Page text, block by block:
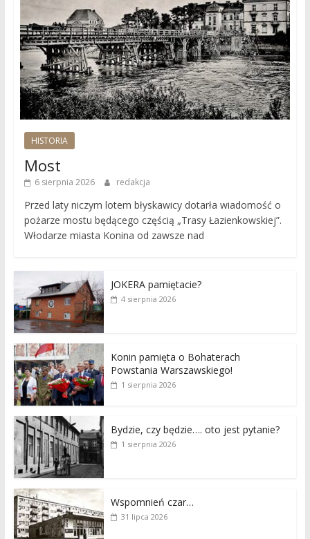
HISTORIA
Most
6 sierpnia 2026 redakcja
Przed laty niczym lotem błyskawicy dotarła wiadomość o
pożarze mostu będącego częścią „Trasy Łazienkowskiej”.
Włodarze miasta Konina od zawsze nad
JOKERA pamiętacie?
4 sierpnia 2026
Konin pamięta o Bohaterach
Powstania Warszawskiego!
1 sierpnia 2026
Bydzie, czy będzie…. oto jest pytanie?
1 sierpnia 2026
Wspomnień czar…
31 lipca 2026